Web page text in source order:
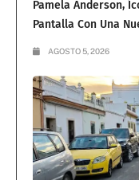
Pamela Anderson,
Pantalla Con Una
AGOSTO 5, 2026